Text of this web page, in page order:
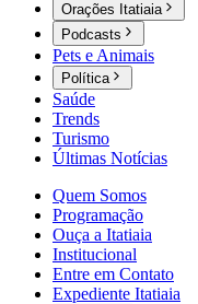
Orações Itatiaia
Podcasts
Pets e Animais
Política
Saúde
Trends
Turismo
Últimas Notícias
Quem Somos
Programação
Ouça a Itatiaia
Institucional
Entre em Contato
Expediente Itatiaia